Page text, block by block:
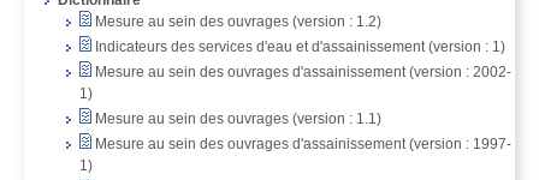
Mesure au sein des ouvrages (version : 1.2)
Indicateurs des services d'eau et d'assainissement (version : 1)
Mesure au sein des ouvrages d'assainissement (version : 2002-
1)
Mesure au sein des ouvrages (version : 1.1)
Mesure au sein des ouvrages d'assainissement (version : 1997-
1)